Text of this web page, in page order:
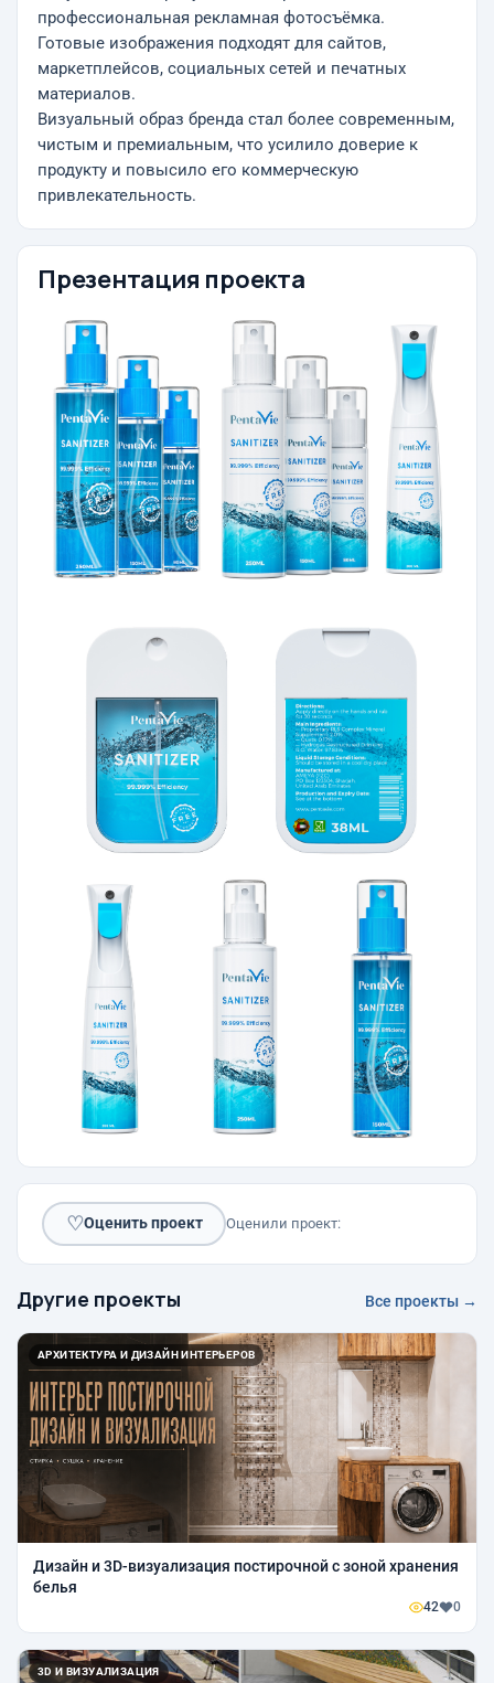
профессиональная рекламная фотосъёмка.
Готовые изображения подходят для сайтов,
маркетплейсов, социальных сетей и печатных
материалов.
Визуальный образ бренда стал более современным,
чистым и премиальным, что усилило доверие к
продукту и повысило его коммерческую
привлекательность.
Презентация проекта
♡Оценить проект Оценили проект:
Другие проекты Все проекты →
АРХИТЕКТУРА И ДИЗАЙН ИНТЕРЬЕРОВ
Дизайн и 3D-визуализация постирочной с зоной хранения
белья
42 0
3D И ВИЗУАЛИЗАЦИЯ